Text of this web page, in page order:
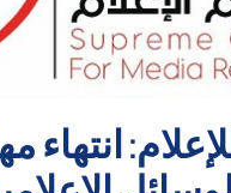
انتهاء